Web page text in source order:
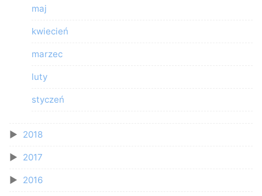
maj
kwiecień
marzec
luty
styczeń
2018
2017
2016